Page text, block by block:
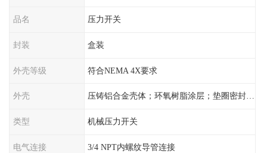
品名 压力开关
封装 盒装
外壳等级 符合NEMA 4X要求
外壳 压铸铝合金壳体；环氧树脂涂层；垫圈密封；卡紧螺丝
类型 机械压力开关
电气连接 3/4 NPT内螺纹导管连接